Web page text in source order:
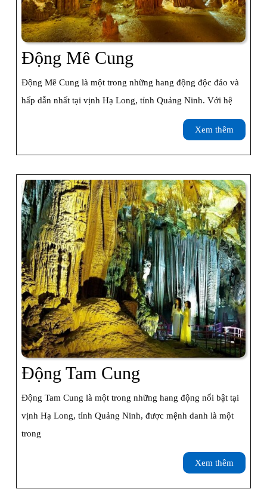
Động Mê Cung
Mê
Cung
Động Mê Cung là một trong những hang động độc đáo và
hấp dẫn nhất tại vịnh Hạ Long, tỉnh Quảng Ninh. Với hệ
Xem thêm
thêm
Động Tam Cung
Tam
Cung
Động Tam Cung là một trong những hang động nổi bật tại
vịnh Hạ Long, tỉnh Quảng Ninh, được mệnh danh là một
trong
Xem thêm
thêm